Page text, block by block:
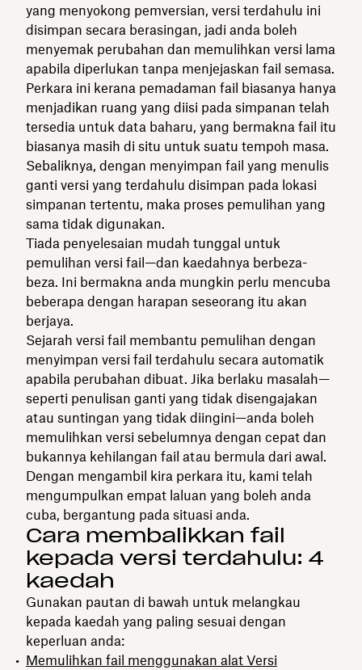
yang menyokong pemversian, versi terdahulu ini
disimpan secara berasingan, jadi anda boleh
menyemak perubahan dan memulihkan versi lama
apabila diperlukan tanpa menjejaskan fail semasa.
Perkara ini kerana pemadaman fail biasanya hanya
menjadikan ruang yang diisi pada simpanan telah
tersedia untuk data baharu, yang bermakna fail itu
biasanya masih di situ untuk suatu tempoh masa.
Sebaliknya, dengan menyimpan fail yang menulis
ganti versi yang terdahulu disimpan pada lokasi
simpanan tertentu, maka proses pemulihan yang
sama tidak digunakan.
Tiada penyelesaian mudah tunggal untuk
pemulihan versi fail—dan kaedahnya berbeza-
beza. Ini bermakna anda mungkin perlu mencuba
beberapa dengan harapan seseorang itu akan
berjaya.
Sejarah versi fail membantu pemulihan dengan
menyimpan versi fail terdahulu secara automatik
apabila perubahan dibuat. Jika berlaku masalah—
seperti penulisan ganti yang tidak disengajakan
atau suntingan yang tidak diingini—anda boleh
memulihkan versi sebelumnya dengan cepat dan
bukannya kehilangan fail atau bermula dari awal.
Dengan mengambil kira perkara itu, kami telah
mengumpulkan empat laluan yang boleh anda
cuba, bergantung pada situasi anda.
Cara membalikkan fail
kepada versi terdahulu: 4
kaedah
Gunakan pautan di bawah untuk melangkau
kepada kaedah yang paling sesuai dengan
keperluan anda:
Memulihkan fail menggunakan alat Versi